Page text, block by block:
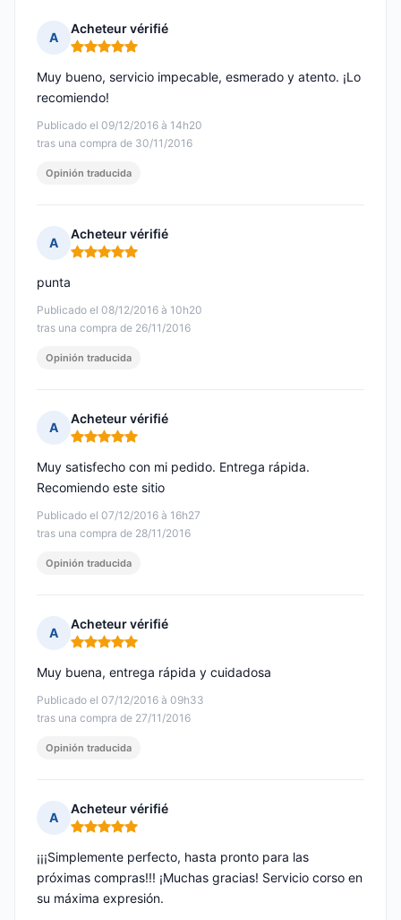
A
Acheteur vérifié
Nota: 5 de 5
Publicado el 09/12/2016 à 14h20
tras una compra de 30/11/2016
Muy bueno, servicio impecable, esmerado y atento. ¡Lo
recomiendo!
Opinión traducida
A
Acheteur vérifié
Nota: 5 de 5
Publicado el 08/12/2016 à 10h20
tras una compra de 26/11/2016
punta
Opinión traducida
A
Acheteur vérifié
Nota: 5 de 5
Publicado el 07/12/2016 à 16h27
tras una compra de 28/11/2016
Muy satisfecho con mi pedido. Entrega rápida.
Recomiendo este sitio
Opinión traducida
A
Acheteur vérifié
Nota: 5 de 5
Publicado el 07/12/2016 à 09h33
tras una compra de 27/11/2016
Muy buena, entrega rápida y cuidadosa
Opinión traducida
A
Acheteur vérifié
Nota: 5 de 5
¡¡¡Simplemente perfecto, hasta pronto para las
próximas compras!!! ¡Muchas gracias! Servicio corso en
su máxima expresión.